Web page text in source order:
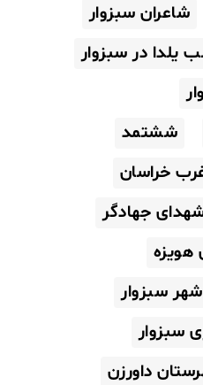
شاعران سبزوار
یلدا در سبزوار
ششتمد
خراسان
جهادگر
هویزه
شهر سبزوار
سبزوار
داورزن